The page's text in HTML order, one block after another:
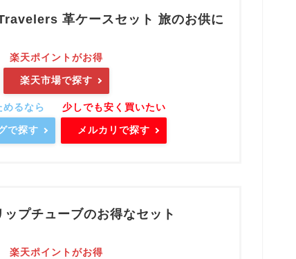
革ケースセット 旅のお供に
楽天市場で探す
で探す メルカリで探す
プチューブのお得なセット